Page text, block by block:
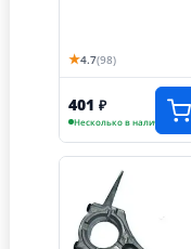
★4.7(98)
401 ₽
Несколько в наличии